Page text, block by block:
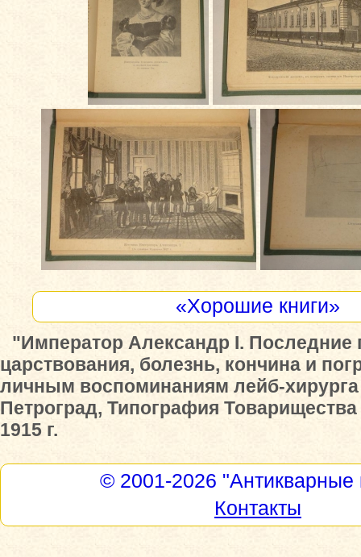
«Хорошие книги»
"Император Александр I. Последние
царствования, болезнь, кончина и
личным воспоминаниям лейб-хирурга
Петроград, Типография
1915 г.
© 2001-2026 "Антикварные
Контакты